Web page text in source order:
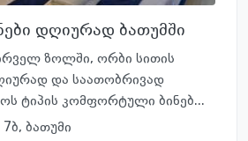
დღიურად ბათუმში
ზოლში, ორბი სითის
და საათობრივად
ტიპის კომფორტული ბინებ...
ბათუმი